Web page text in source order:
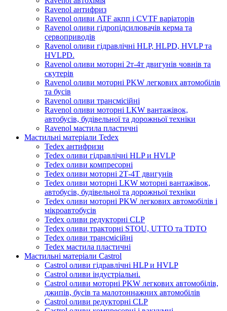
Ravenol антифриз
Ravenol оливи ATF акпп і CVTF варіаторів
Ravenol оливи гідропідсилювачів керма та
сервоприводів
Ravenol оливи гідравлічні HLP, HLPD, HVLP та
HVLPD.
Ravenol оливи моторні 2т-4т двигунів човнів та
скутерів
Ravenol оливи моторні PKW легкових автомобілів
та бусів
Ravenol оливи трансмісійні
Ravenol оливи моторні LKW вантажівок,
автобусів, будівельної та дорожньої техніки
Ravenol мастила пластичні
Мастильні матеріали Tedex
Tedex антифризи
Tedex оливи гідравлічні HLP и HVLP
Tedex оливи компресорні
Tedex оливи моторні 2Т-4Т двигунів
Tedex оливи моторні LKW моторні вантажівок,
автобусів, будівельної та дорожньої техніки
Tedex оливи моторні PKW легкових автомобілів і
мікроавтобусів
Tedex оливи редукторні CLP
Tedex оливи тракторні STOU, UTTO та TDTO
Tedex оливи трансмісійні
Tedex мастила пластичні
Мастильні матеріали Castrol
Castrol оливи гідравлічні HLP и HVLP
Castrol оливи індустріальні.
Castrol оливи моторні PKW легкових автомобілів,
джипів, бусів та малотоннажних автомобілів
Castrol оливи редукторні CLP